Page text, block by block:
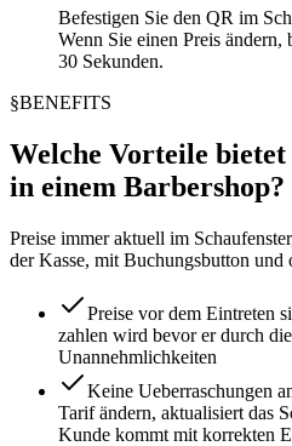
Befestigen Sie den QR im
Wenn Sie einen Preis
30 Sekunden.
§BENEFITS
Welche Vorteile
in einem Barbershop?
Preise immer aktuell im
der Kasse, mit Buchungsbutton und
Preise vor dem Eintreten
zahlen wird bevor er durch
Unannehmlichkeiten
Keine Ueberraschungen
Tarif ändern, aktualisiert das
Kunde kommt mit korrekten